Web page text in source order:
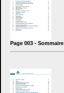
Page 003 - Sommaire